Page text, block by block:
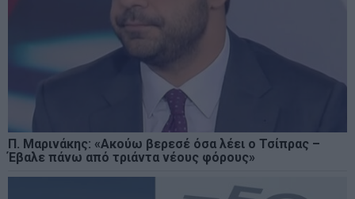
Π. Μαρινάκης: «Ακούω βερεσέ όσα λέει ο Τσίπρας –
Έβαλε πάνω από τριάντα νέους φόρους»